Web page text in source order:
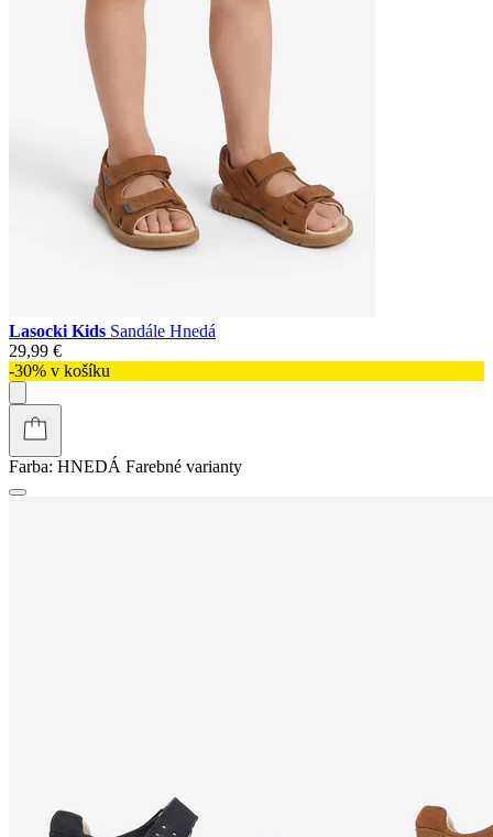
Lasocki Kids Sandále Hnedá
29,99 €
-30% v košíku
Farba: HNEDÁ Farebné varianty